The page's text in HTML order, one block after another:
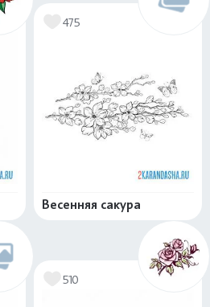
475
Весенняя сакура
510